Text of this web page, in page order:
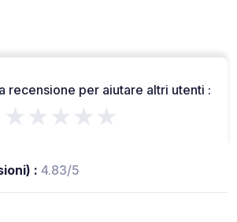
recensione per aiutare altri utenti :
★★★★★
: 4.83/5